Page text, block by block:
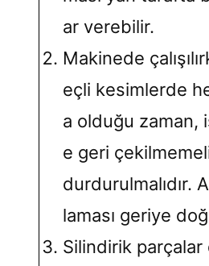
ar verebilir.
Makinede
eçli kesimlerde
a olduğu zaman,
e geri
durdurulmalıdır.
laması geriye
Silindirik parçalar